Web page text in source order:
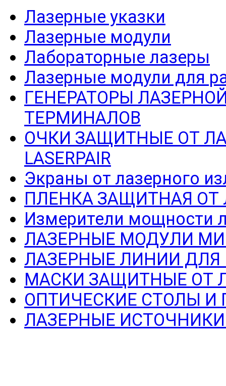
Лазерные указки
Лазерные модули
Лабораторные лазеры
Лазерные модули для
ГЕНЕРАТОРЫ
ТЕРМИНАЛОВ
ОЧКИ ЗАЩИТНЫЕ ОТ
LASERPAIR
Экраны от лазерного
ПЛЕНКА ЗАЩИТНАЯ ОТ
Измерители мощности
ЛАЗЕРНЫЕ МОДУЛИ
ЛАЗЕРНЫЕ ЛИНИИ
МАСКИ ЗАЩИТНЫЕ ОТ
ОПТИЧЕСКИЕ СТОЛЫ И
ЛАЗЕРНЫЕ ИСТОЧНИКИ